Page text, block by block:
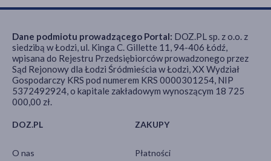
DOZ.PL
O nas
ZAKUPY
Płatności
Dane podmiotu prowadzącego Portal: DOZ.PL sp. z o.o. z
siedzibą w Łodzi, ul. Kinga C. Gillette 11, 94-406 Łódź,
wpisana do Rejestru Przedsiębiorców prowadzonego przez
Sąd Rejonowy dla Łodzi Śródmieścia w Łodzi, XX Wydział
Gospodarczy KRS pod numerem KRS 0000301254, NIP
5372492924, o kapitale zakładowym wynoszącym 18 725
000,00 zł.